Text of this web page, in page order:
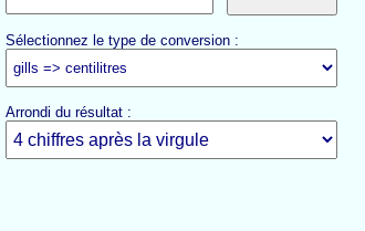
Sélectionnez le type de conversion :
Arrondi du résultat :